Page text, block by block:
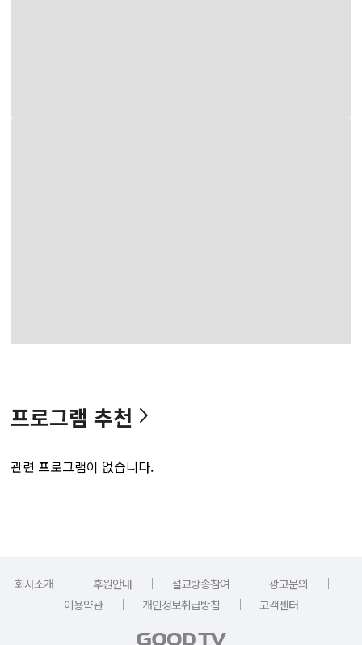
프로그램 추천
관련 프로그램이 없습니다.
회사소개 ｜ 후원안내 ｜ 설교방송참여 ｜ 광고문의
｜
이용약관
｜ 개인정보취급방침 ｜ 고객센터